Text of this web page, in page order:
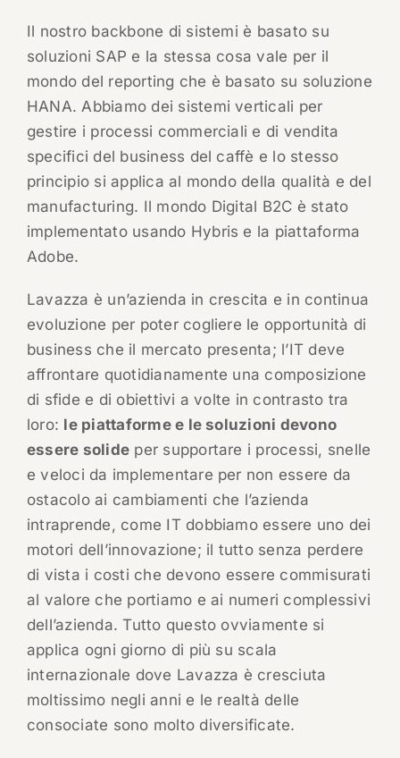
Il nostro backbone di sistemi è basato su
soluzioni SAP e la stessa cosa vale per il
mondo del reporting che è basato su soluzione
HANA. Abbiamo dei sistemi verticali per
gestire i processi commerciali e di vendita
specifici del business del caffè e lo stesso
principio si applica al mondo della qualità e del
manufacturing. Il mondo Digital B2C è stato
implementato usando Hybris e la piattaforma
Adobe.
Lavazza è un’azienda in crescita e in continua
evoluzione per poter cogliere le opportunità di
business che il mercato presenta; l’IT deve
affrontare quotidianamente una composizione
di sfide e di obiettivi a volte in contrasto tra
loro: le piattaforme e le soluzioni devono
essere solide per supportare i processi, snelle
e veloci da implementare per non essere da
ostacolo ai cambiamenti che l’azienda
intraprende, come IT dobbiamo essere uno dei
motori dell’innovazione; il tutto senza perdere
di vista i costi che devono essere commisurati
al valore che portiamo e ai numeri complessivi
dell’azienda. Tutto questo ovviamente si
applica ogni giorno di più su scala
internazionale dove Lavazza è cresciuta
moltissimo negli anni e le realtà delle
consociate sono molto diversificate.